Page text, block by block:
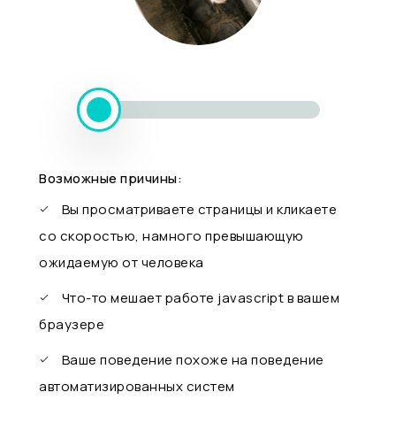
Возможные причины:
Вы просматриваете страницы и кликаете
со скоростью, намного превышающую
ожидаемую от человека
Что-то мешает работе javascript в вашем
браузере
Ваше поведение похоже на поведение
автоматизированных систем